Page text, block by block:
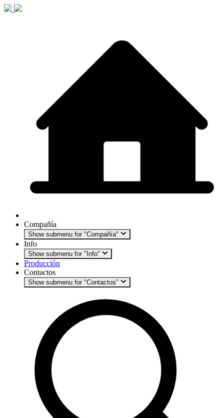
Compañía
Show submenu for "Compañía"
Info
Show submenu for "Info"
Producción
Contactos
Show submenu for "Contactos"